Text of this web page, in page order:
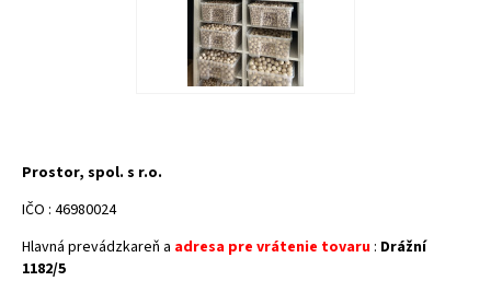
Prostor, spol. s r.o.
IČO : 46980024
Hlavná prevádzkareň a adresa pre vrátenie tovaru : Drážní
1182/5